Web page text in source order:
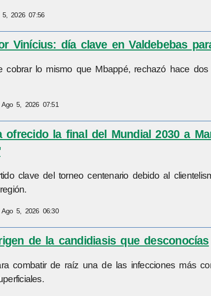
5, 2026 07:56
Vinícius: día clave en Valdebebas
cobrar lo mismo que Mbappé, rechazó hace
Ago 5, 2026 07:51
ofrecido la final del Mundial 2030 a
clave del torneo centenario debido al
Ago 5, 2026 06:30
de la candidiasis que desconocías
combatir de raíz una de las infecciones más